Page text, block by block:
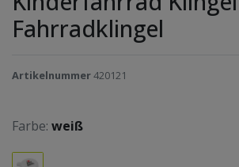
Fahrradklingel
Artikelnummer420121
Farbe: weiß